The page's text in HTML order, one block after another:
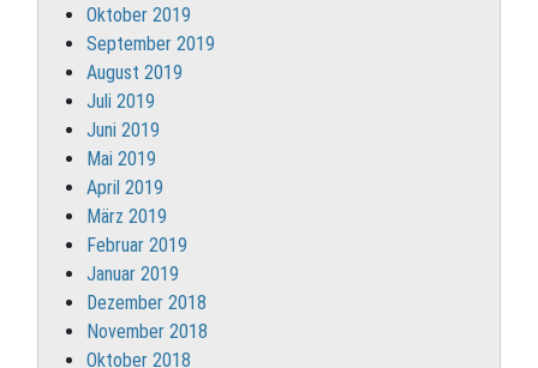
Oktober 2019
September 2019
August 2019
Juli 2019
Juni 2019
Mai 2019
April 2019
März 2019
Februar 2019
Januar 2019
Dezember 2018
November 2018
Oktober 2018